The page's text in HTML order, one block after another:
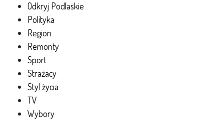
Odkryj Podlaskie
Polityka
Region
Remonty
Sport
Strażacy
Styl życia
TV
Wybory